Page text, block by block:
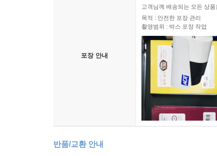
포장 안내
고객님께 배송되는 모든 상
목적 : 안전한 포장 관리
촬영범위 : 박스 포장 작업
반품/교환 안내